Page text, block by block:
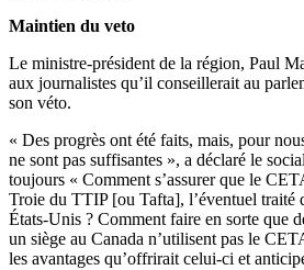
Maintien du veto
Le ministre-président de la région, Paul
aux journalistes qu’il conseillerait au
son véto.
« Des progrès ont été faits, mais, pour
ne sont pas suffisantes », a déclaré le
toujours « Comment s’assurer que le
Troie du TTIP [ou Tafta], l’éventuel traité
États-Unis ? Comment faire en sorte que
un siège au Canada n’utilisent pas le
les avantages qu’offrirait celui-ci et